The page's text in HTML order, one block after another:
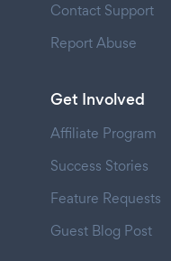
Contact Support
Report Abuse
Get Involved
Affiliate Program
Success Stories
Feature Requests
Guest Blog Post